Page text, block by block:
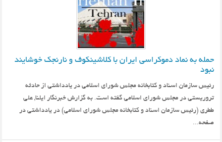
حمله به نماد دموکراسی ایران با کلاشینکوف و نارنجک خوشایند
نبود
رئیس سازمان اسناد و کتابخانه مجلس شورای اسلامی در یادداشتی از حادثه
تروریستی در مجلس شورای اسلامی گفته است. به گزارش خبرنگار ایلنا, علی
ططری (رئیس سازمان اسناد و کتابخانه مجلس شورای اسلامی) در یادداشتی در
صفحه...